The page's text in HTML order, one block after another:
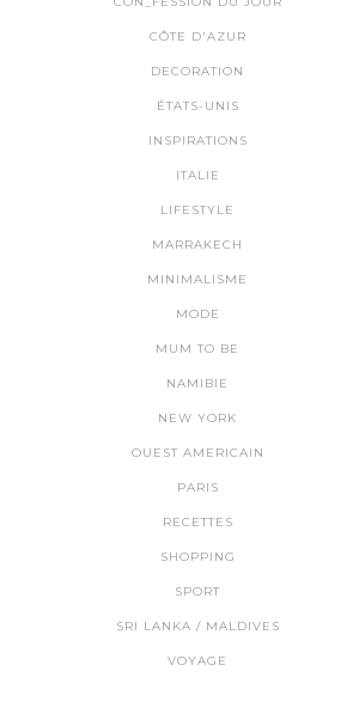
CÔTE D'AZUR
DECORATION
ÉTATS-UNIS
INSPIRATIONS
ITALIE
LIFESTYLE
MARRAKECH
MINIMALISME
MODE
MUM TO BE
NAMIBIE
NEW YORK
OUEST AMERICAIN
PARIS
RECETTES
SHOPPING
SPORT
SRI LANKA / MALDIVES
VOYAGE